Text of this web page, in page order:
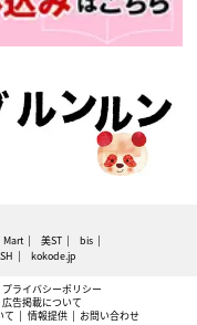
Mart 美ST
bis
kokode.jp
プライバシーポリシー
広告掲載について
て 情報提供 お問い合わせ